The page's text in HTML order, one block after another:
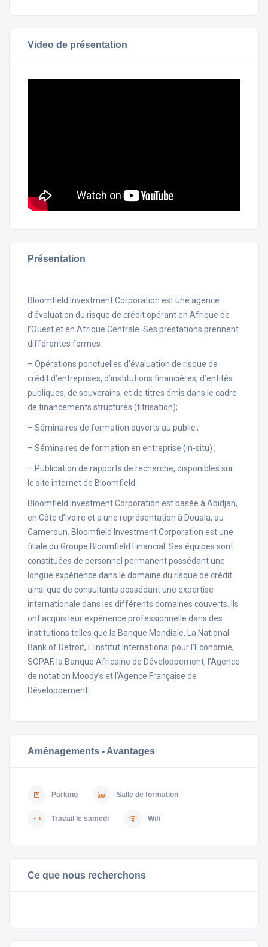
Video de présentation
Présentation
Bloomfield Investment Corporation est une agence
d’évaluation du risque de crédit opérant en Afrique de
l’Ouest et en Afrique Centrale. Ses prestations prennent
différentes formes :
– Opérations ponctuelles d’évaluation de risque de
crédit d’entreprises, d’institutions financières, d’entités
publiques, de souverains, et de titres émis dans le cadre
de financements structurés (titrisation);
– Séminaires de formation ouverts au public ;
– Séminaires de formation en entreprise (in-situ) ;
– Publication de rapports de recherche, disponibles sur
le site internet de Bloomfield.
Bloomfield Investment Corporation est basée à Abidjan,
en Côte d’Ivoire et a une représentation à Douala, au
Cameroun. Bloomfield Investment Corporation est une
filiale du Groupe Bloomfield Financial. Ses équipes sont
constituées de personnel permanent possédant une
longue expérience dans le domaine du risque de crédit
ainsi que de consultants possédant une expertise
internationale dans les différents domaines couverts. Ils
ont acquis leur expérience professionnelle dans des
institutions telles que la Banque Mondiale, La National
Bank of Detroit, L’Institut International pour l’Economie,
SOPAF, la Banque Africaine de Développement, l’Agence
de notation Moody’s et l’Agence Française de
Développement.
Aménagements - Avantages
Parking Salle de formation
Travail le samedi Wifi
Ce que nous recherchons